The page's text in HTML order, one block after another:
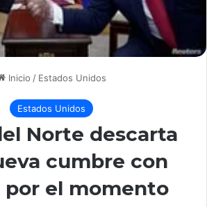
Inicio / Estados Unidos
Estados Unidos
Norte descarta
cumbre con
por el momento